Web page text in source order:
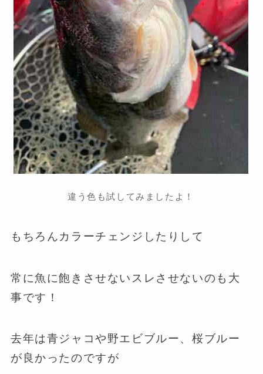
違う色も試してみましたよ！
もちろんカラーチェンジしたりして
常に魚に飽きさせないスレさせないのも大
事です！
去年は青ジャコや野エビブルー、桜ブルー
が良かったのですが